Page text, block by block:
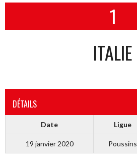
1
ITALIE
DÉTAILS
Date Ligue
19 janvier 2020 Poussins